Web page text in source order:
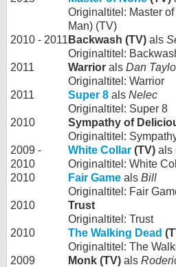
Originaltitel: Master
Man) (TV)
2010 - 2011 Backwash (TV) als
Originaltitel:
2011
Warrior als Dan
Originaltitel: Warrior
2011
Super 8 als Nelec
Originaltitel: Super 8
2010
Sympathy of
Originaltitel:
2009 -
2010
White Collar (TV) als
Originaltitel: White
2010
Fair Game als Bill
Originaltitel: Fair
2010
Trust
Originaltitel: Trust
2010
The Walking Dead
Originaltitel: The
2009
Monk (TV) als